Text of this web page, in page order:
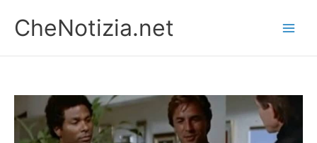
contenuto
CheNotizia.net